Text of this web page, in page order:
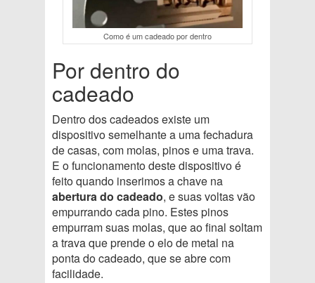
Como é um cadeado por dentro
Por dentro do
cadeado
Dentro dos cadeados existe um
dispositivo semelhante a uma fechadura
de casas, com molas, pinos e uma trava.
E o funcionamento deste dispositivo é
feito quando inserimos a chave na
abertura do cadeado, e suas voltas vão
empurrando cada pino. Estes pinos
empurram suas molas, que ao final soltam
a trava que prende o elo de metal na
ponta do cadeado, que se abre com
facilidade.